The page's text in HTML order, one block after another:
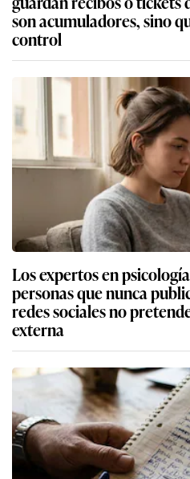
son acumuladores, sino
control
Los expertos en
personas que nunca
redes sociales no
externa